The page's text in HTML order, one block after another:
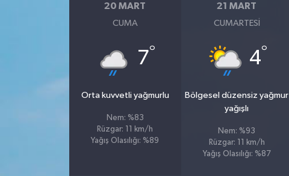
20 MART
CUMA
7°
Orta kuvvetli yağmurlu
Nem: %83
Rüzgar: 11 km/h
Yağış Olasılığı: %89
21 MART
CUMARTESI
4°
Bölgesel düzensiz yağmur
yağışlı
Nem: %93
Rüzgar: 11 km/h
Yağış Olasılığı: %87